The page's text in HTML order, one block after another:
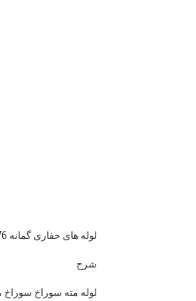
لوله های حفاری گمانه 76 میلی متری 1/1.5/2/3 متر میله حفاری چاه آب طولانی با جوش اصطکاکی
شرح